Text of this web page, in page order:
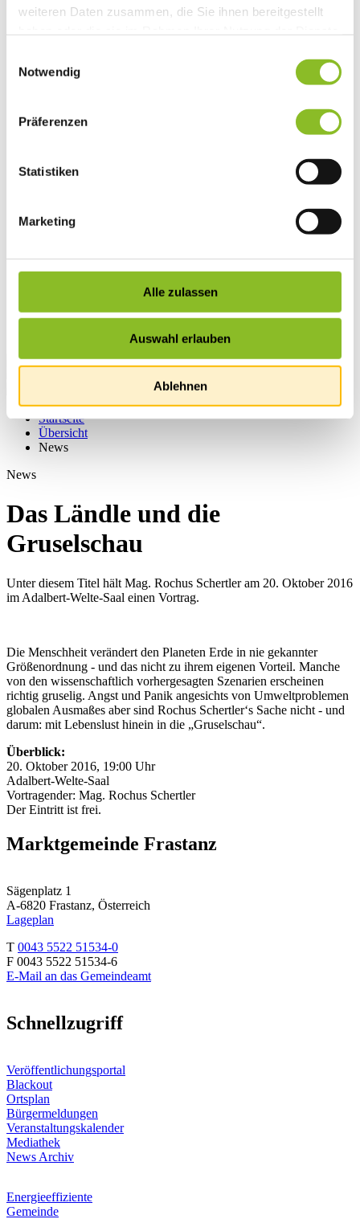
weiteren Daten zusammen, die Sie ihnen bereitgestellt
Notwendig
Präferenzen
Statistiken
Marketing
Alle zulassen
Auswahl erlauben
Ablehnen
Vereinsleben
Wige Frastanz
Tourismus
Unterkünfte
Wandern in Frastanz
Naturbad Untere Au
Vorarlberger Museumswelt
Tabakausstellung
Startseite
Übersicht
News
News
Das Ländle und die
Gruselschau
Unter diesem Titel hält Mag. Rochus Schertler am 20. Oktober 2016
im Adalbert-Welte-Saal einen Vortrag.
Die Menschheit verändert den Planeten Erde in nie gekannter
Größenordnung - und das nicht zu ihrem eigenen Vorteil. Manche
von den wissenschaftlich vorhergesagten Szenarien erscheinen
richtig gruselig. Angst und Panik angesichts von Umweltproblemen
globalen Ausmaßes aber sind Rochus Schertler‘s Sache nicht - und
darum: mit Lebenslust hinein in die „Gruselschau“.
Überblick:
20. Oktober 2016, 19:00 Uhr
Adalbert-Welte-Saal
Vortragender: Mag. Rochus Schertler
Der Eintritt ist frei.
Marktgemeinde Frastanz
Sägenplatz 1
A-6820 Frastanz, Österreich
Lageplan
T 0043 5522 51534-0
F 0043 5522 51534-6
E-Mail an das Gemeindeamt
Schnellzugriff
Veröffentlichungsportal
Blackout
Ortsplan
Bürgermeldungen
Veranstaltungskalender
Mediathek
News Archiv
Energieeffiziente
Gemeinde